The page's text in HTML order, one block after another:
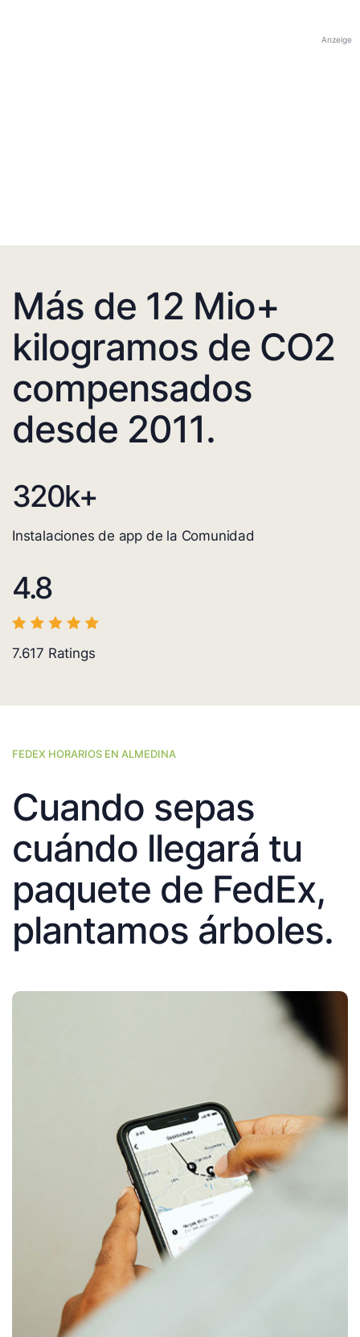
Anzeige
Más de 12 Mio+
kilogramos de CO2
compensados
desde 2011.
320k+
Instalaciones de app de la Comunidad
4.8
7.617 Ratings
FEDEX HORARIOS EN ALMEDINA
Cuando sepas
cuándo llegará tu
paquete de FedEx,
plantamos árboles.